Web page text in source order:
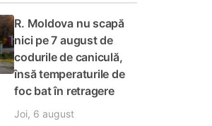
R. Moldova nu scapă
nici pe 7 august de
codurile de caniculă,
însă temperaturile de
foc bat în retragere
Joi, 6 august